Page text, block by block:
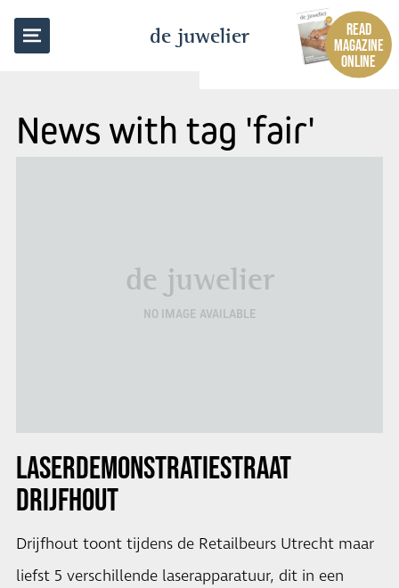
de juwelier
READ
MAGAZINE
ONLINE
News with tag 'fair'
de juwelier
NO IMAGE AVAILABLE
LASERDEMONSTRATIESTRAAT
DRIJFHOUT
Drijfhout toont tijdens de Retailbeurs Utrecht maar
liefst 5 verschillende laserapparatuur, dit in een